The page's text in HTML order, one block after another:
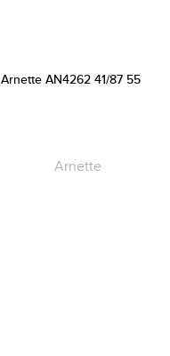
Arnette AN4262 41/87 55